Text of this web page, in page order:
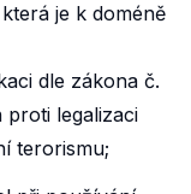
je k doméně
dle zákona č.
legalizaci
terorismu;